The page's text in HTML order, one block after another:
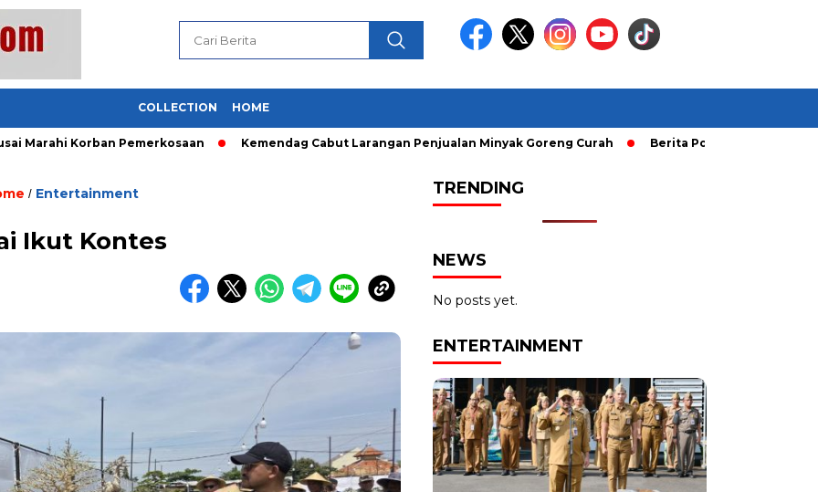
COLLECTION HOME
Korban Pemerkosaan Kemendag Cabut Larangan Penjualan Minyak Goreng Curah Berita Populer: Uji Coba Gage ke
/ Entertainment
Ikut Kontes
TRENDING
NEWS
No posts yet.
ENTERTAINMENT